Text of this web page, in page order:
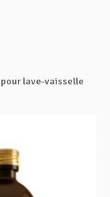
lave-vaisselle